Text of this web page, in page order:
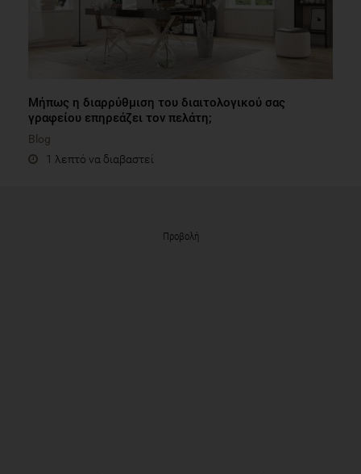
Μήπως η διαρρύθμιση του διαιτολογικού σας
γραφείου επηρεάζει τον πελάτη;
Blog
1 λεπτό να διαβαστεί
Προβολή